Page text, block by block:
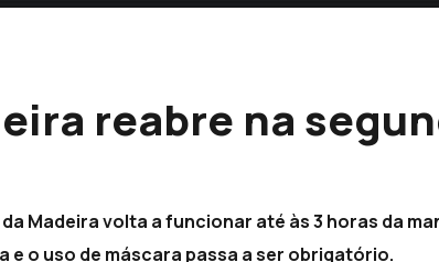
reabre na
Madeira volta a funcionar até às 3 horas da
o uso de máscara passa a ser obrigatório.